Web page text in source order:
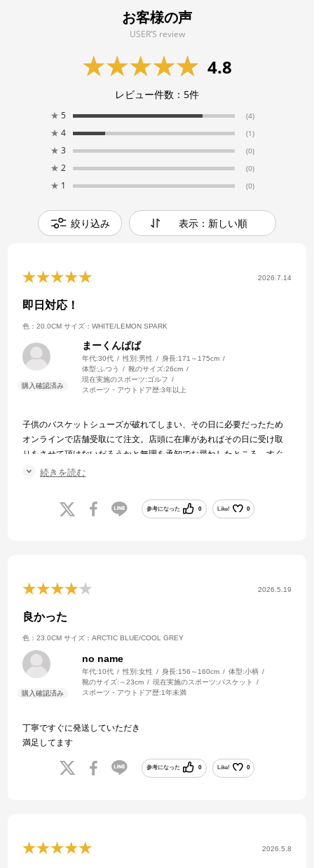
お客様の声
USER’S review
4.8
レビュー件数： 5件
★ 5 (4)
★ 4 (1)
★ 3 (0)
★ 2 (0)
★ 1 (0)
絞り込み 表示：新しい順
2026.7.14
即日対応！
色：20.0CM サイズ：WHITE/LEMON SPARK
まーくんぱぱ
年代:30代 性別:男性 身長:171～175cm
体型:ふつう 靴のサイズ:26cm
現在実施のスポーツ:ゴルフ
スポーツ・アウトドア歴:3年以上
子供のバスケットシューズが破れてしまい、その日に必要だったため
オンラインで店舗受取にて注文。店頭に在庫があればその日に受け取
りをさせて頂けないだろうかと無理を承知でお尋ねしたところ、すぐ
に対応して頂き、そのままその日の練習に履いていくことができまし
続きを読む
参考になった 0 Like! 0
2026.5.19
良かった
色：23.0CM サイズ：ARCTIC BLUE/COOL GREY
no name
年代:10代 性別:女性 身長:156～160cm 体型:小柄
靴のサイズ: ～23cm 現在実施のスポーツ:バスケット
スポーツ・アウトドア歴:1年未満
丁寧ですぐに発送していただき
満足してます
参考になった 0 Like! 0
2026.5.8